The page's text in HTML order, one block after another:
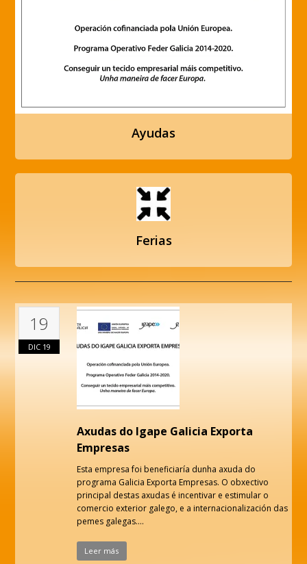
Ayudas
Ferias
19
DIC 19
Axudas do Igape Galicia Exporta
Empresas
Esta empresa foi beneficiaría dunha axuda do
programa Galicia Exporta Empresas. O obxectivo
principal destas axudas é incentivar e estimular o
comercio exterior galego, e a internacionalización das
pemes galegas.…
Leer más